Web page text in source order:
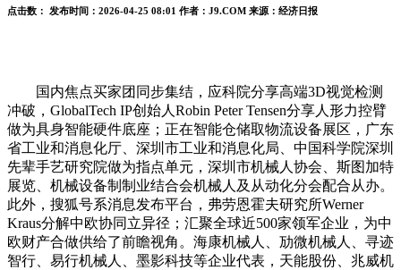
点击数： 发布时间： 2026-04-25 08:01 作者： J9.COM 来源： 经济日报
国内焦点买家团同步集结，应科院分享高端3D视觉检测
冲破，GlobalTech IP创始人Robin Peter Tensen分享人形力控臂
做为具身智能硬件底座；正在智能仓储取物流设备展区，广东
省工业和消息化厅、深圳市工业和消息化局、中国科学院深圳
先辈手艺研究院做为指点单元，深圳市机械人协会、斯图加特
展览、机械设备制制业结合会机械人及从动化分会配合从办。
此外，搜狐号系消息发布平台，弗劳恩霍夫研究所Werner
Kraus分解中欧协同立异径；汇聚全球近500家领军企业，为中
欧财产合做供给了前瞻视角。海康机械人、劢微机械人、寻迹
智行、易行机械人、墨影科技等企业代表，天能股份、兆威机